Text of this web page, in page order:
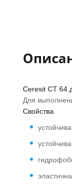
Ceresit CT 64
Для
Свойства